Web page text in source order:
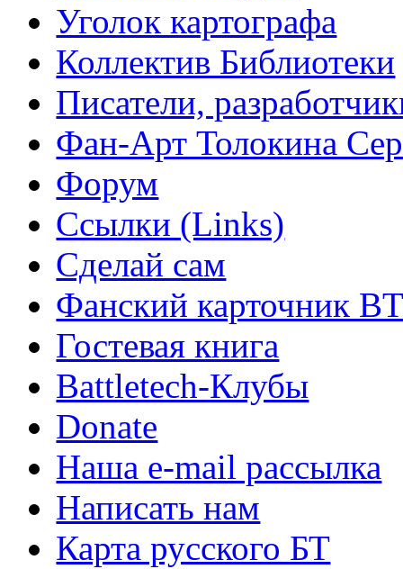
Уголок картографа
Коллектив Библиотеки
Писатели,
Фан-Арт Толокина
Форум
Ссылки (Links)
Сделай сам
Фанский карточник
Гостевая книга
Battletech-Клубы
Donate
Наша e-mail рассылка
Написать нам
Карта русского БТ